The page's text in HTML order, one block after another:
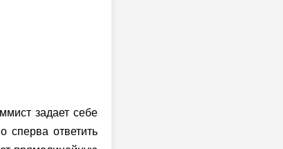
задает себе
сперва ответить